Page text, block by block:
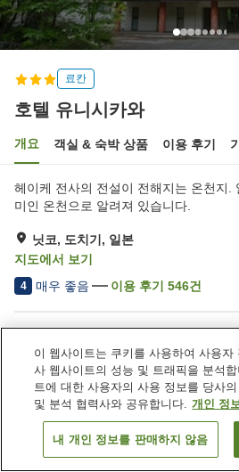
료칸
호텔 유니시카와
개요 객실 & 숙박 상품 이용 후기
헤이케 전사의 전설이 전해지는 온천지.
미인 온천으로 알려져 있습니다.
닛코, 도치기, 일본
지도에서 보기
4 매우 좋음 이용 후기 546건
주차장
라운
자동판매기
상점
객실 보기
이 웹사이트는 쿠키를 사용하여 사용자
사 웹사이트의 성능 및 트래픽을 분석
트에 대한 사용자의 사용 정보를 당사
및 분석 협력사와 공유합니다. 개인 정
내 개인 정보를 판매하지 않음